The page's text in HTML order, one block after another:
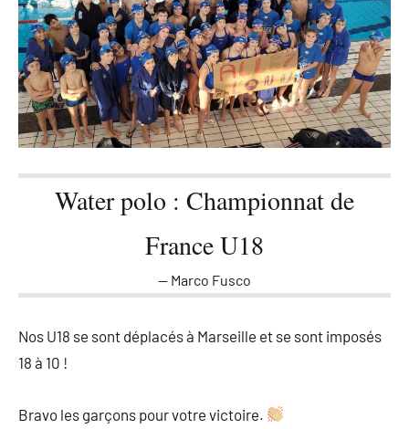
Water polo : Championnat de
France U18
Marco Fusco
Nos U18 se sont déplacés à Marseille et se sont imposés
18 à 10 !
Bravo les garçons pour votre victoire.